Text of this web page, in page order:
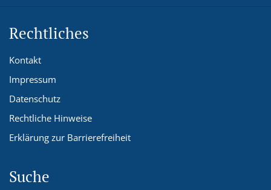
Rechtliches
Kontakt
Impressum
Datenschutz
Rechtliche Hinweise
Erklärung zur Barrierefreiheit
Suche